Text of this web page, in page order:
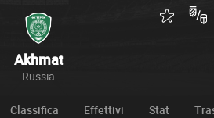
Akhmat
Russia
Classifica Effettivi Stat